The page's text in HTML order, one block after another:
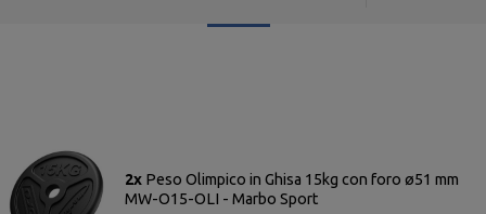
2x Peso Olimpico in Ghisa 15kg con foro ø51 mm
MW-O15-OLI - Marbo Sport